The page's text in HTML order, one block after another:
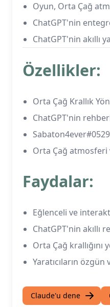
Oyun, Orta Çağ
ChatGPT'nin
ChatGPT'nin akıllı
Özellikler:
Orta Çağ Krallık
ChatGPT'nin
Orta Çağ atmosferi
Faydalar:
Eğlenceli ve
ChatGPT'nin akıllı
Orta Çağ
Yaratıcıların
Claude'u dene